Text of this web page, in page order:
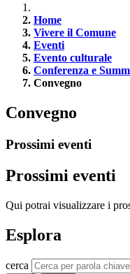
Home
Vivere il Comune
Eventi
Evento culturale
Conferenza e
Convegno
Convegno
Prossimi eventi
Prossimi eventi
Qui potrai visualizzare i
Esplora
cerca